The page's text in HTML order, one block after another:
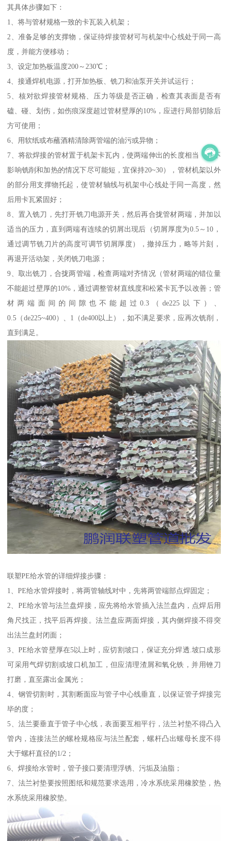
其具体步骤如下：
1、将与管材规格一致的卡瓦装入机架；
2、准备足够的支撑物，保证待焊接管材可与机架中心线处于同一高
度，并能方便移动；
3、设定加热板温度200～230℃；
4、接通焊机电源，打开加热板、铣刀和油泵开关并试运行；
5、核对欲焊接管材规格、压力等级是否正确，检查其表面是否有
磕、碰、划伤，如伤痕深度超过管材壁厚的10%，应进行局部切除后
方可使用；
6、用软纸或布蘸酒精清除两管端的油污或异物；
7、将欲焊接的管材置于机架卡瓦内，使两端伸出的长度相当（在不
影响铣削和加热的情况下尽可能短，宜保持20~30），管材机架以外
的部分用支撑物托起，使管材轴线与机架中心线处于同一高度，然
后用卡瓦紧固好；
8、置入铣刀，先打开铣刀电源开关，然后再合拢管材两端，并加以
适当的压力，直到两端有连续的切屑出现后（切屑厚度为0.5～10，
通过调节铣刀片的高度可调节切屑厚度），撤掉压力，略等片刻，
再退开活动架，关闭铣刀电源；
9、取出铣刀，合拢两管端，检查两端对齐情况（管材两端的错位量
不能超过壁厚的10%，通过调整管材直线度和松紧卡瓦予以改善；管
材两端面间的间隙也不能超过0.3（de225以下）、
0.5（de225~400）、1（de400以上），如不满足要求，应再次铣削，
直到满足。
联塑PE给水管的详细焊接步骤：
1、PE给水管焊接时，将两管轴线对中，先将两管端部点焊固定；
2、PE给水管与法兰盘焊接，应先将给水管插入法兰盘内，点焊后用
角尺找正，找平后再焊接。法兰盘应两面焊接，其内侧焊接不得突
出法兰盘封闭面；
3、PE给水管壁厚在5以上时，应切割坡口，保证充分焊透.坡口成形
可采用气焊切割或坡口机加工，但应清理渣屑和氧化铁，并用锉刀
打磨，直至露出金属光；
4、钢管切割时，其割断面应与管子中心线垂直，以保证管子焊接完
毕的度；
5、法兰要垂直于管子中心线，表面要互相平行，法兰衬垫不得凸入
管内，连接法兰的螺栓规格应与法兰配套，螺杆凸出螺母长度不得
大于螺杆直径的1/2；
6、焊接给水管时，管子接口要清理浮锈、污垢及油脂；
7、法兰衬垫要按照图纸和规范要求选用，冷水系统采用橡胶垫，热
水系统采用橡胶垫。